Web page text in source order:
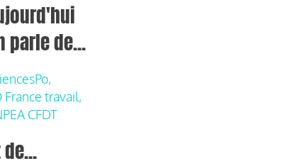
parle de...
France travail,
CFDT